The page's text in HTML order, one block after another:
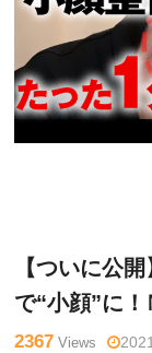
【ついに公
で“小顔”に
2367 Views